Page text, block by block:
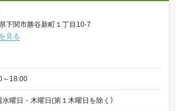
下関市勝谷新町１丁目10-7
見る
～18:00
水曜日・木曜日(第１木曜日を除く）